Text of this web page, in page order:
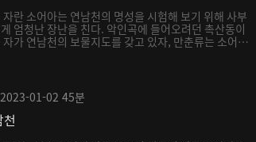
자란 소어아는 연남천의 명성을 시험해 보기 위해 사부
엄청난 장난을 친다. 악인곡에 들어오려던 촉산동이
자가 연남천의 보물지도를 갖고 있자, 만춘류는 소어
2023-01-02 45분